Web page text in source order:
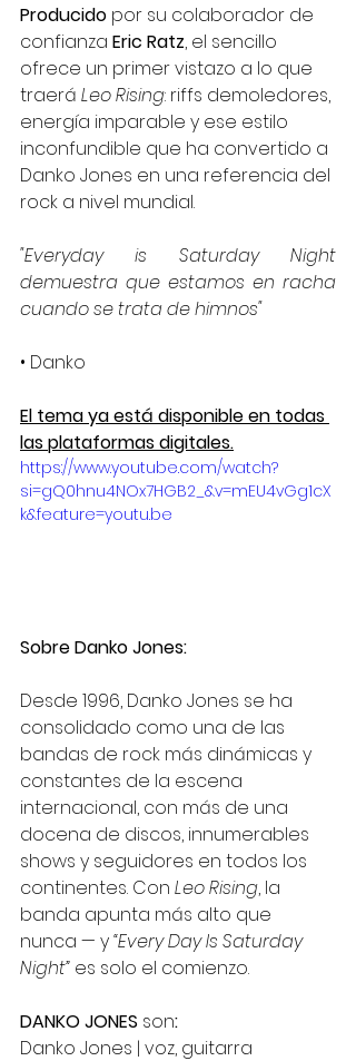
Producido por su colaborador de
confianza Eric Ratz, el sencillo
ofrece un primer vistazo a lo que
traerá Leo Rising: riffs demoledores,
energía imparable y ese estilo
inconfundible que ha convertido a
Danko Jones en una referencia del
rock a nivel mundial.
"Everyday is Saturday Night
demuestra que estamos en racha
cuando se trata de himnos"
• Danko
El tema ya está disponible en todas
las plataformas digitales.
https://www.youtube.com/watch?
si=gQ0hnu4NOx7HGB2_&v=mEU4vGg1cX
k&feature=youtu.be
Sobre Danko Jones:
Desde 1996, Danko Jones se ha
consolidado como una de las
bandas de rock más dinámicas y
constantes de la escena
internacional, con más de una
docena de discos, innumerables
shows y seguidores en todos los
continentes. Con Leo Rising, la
banda apunta más alto que
nunca — y “Every Day Is Saturday
Night” es solo el comienzo.
DANKO JONES son:
Danko Jones | voz, guitarra